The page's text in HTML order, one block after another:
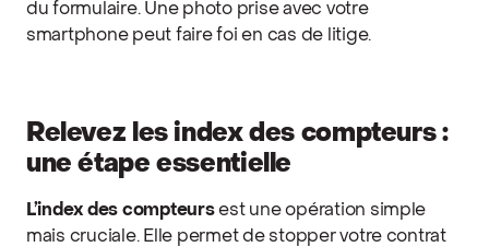
du formulaire. Une photo prise avec votre
smartphone peut faire foi en cas de litige.
Relevez les index des compteurs :
une étape essentielle
L’index des compteursest une opération simple
mais cruciale. Elle permet de stopper votre contrat